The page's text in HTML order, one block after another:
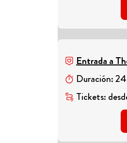
Entrada a
Duración:24
Tickets: